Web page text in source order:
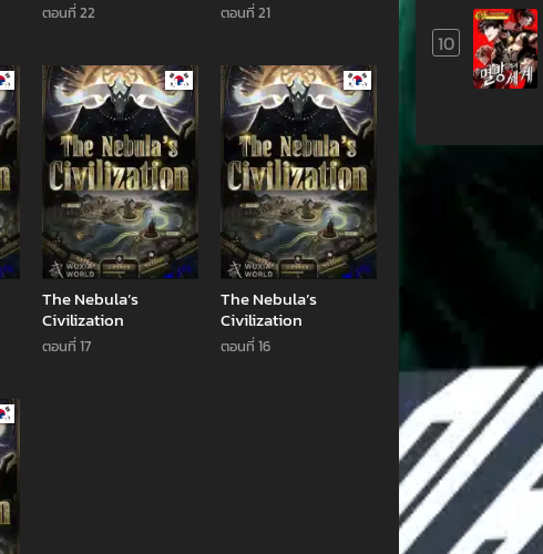
ตอนที่ 22 ตอนที่ 21
Manhwa
The Nebula’s
Civilization
ตอนที่ 17
Manhwa
The Nebula’s
Civilization
ตอนที่ 16
10